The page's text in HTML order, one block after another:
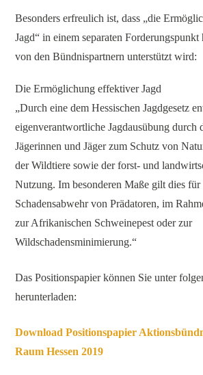
Besonders erfreulich ist, dass „die
Jagd“ in einem separaten
von den Bündnispartnern unterstützt wird:
Die Ermöglichung effektiver Jagd
„Durch eine dem Hessischen Jagdgesetz
eigenverantwortliche Jagdausübung durch
Jägerinnen und Jäger zum Schutz von
der Wildtiere sowie der forst- und
Nutzung. Im besonderen Maße gilt dies für
Schadensabwehr von Prädatoren, im
zur Afrikanischen Schweinepest oder zur
Wildschadensminimierung.“
Das Positionspapier können Sie unter
herunterladen:
Download Positionspapier
Raum Hessen 2019